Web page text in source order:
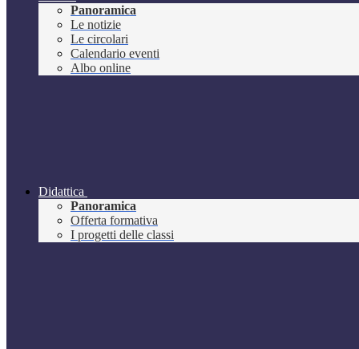
Panoramica
Le notizie
Le circolari
Calendario eventi
Albo online
Didattica
Panoramica
Offerta formativa
I progetti delle classi